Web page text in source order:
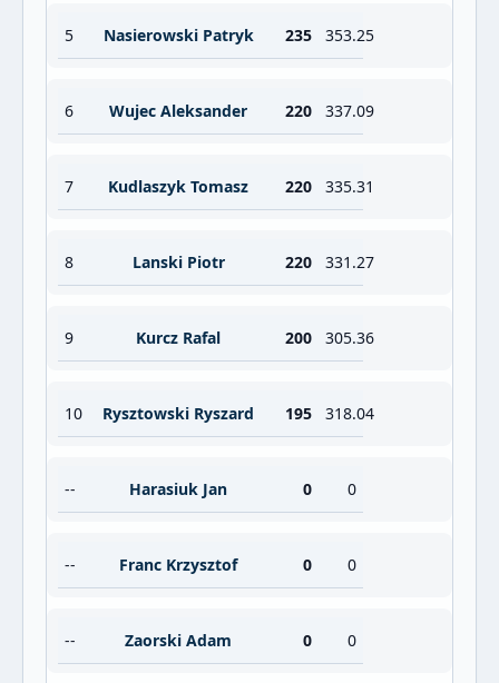
5 Nasierowski Patryk 235 353.25
6 Wujec Aleksander 220 337.09
7 Kudlaszyk Tomasz 220 335.31
8 Lanski Piotr 220 331.27
9 Kurcz Rafal 200 305.36
10 Rysztowski Ryszard 195 318.04
-- Harasiuk Jan 0 0
-- Franc Krzysztof 0 0
-- Zaorski Adam 0 0